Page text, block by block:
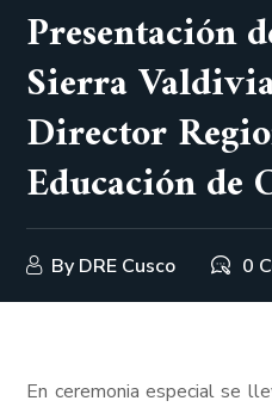
Presentación
Sierra
Director
Educación de
By DRE Cusco 0
En ceremonia especial se